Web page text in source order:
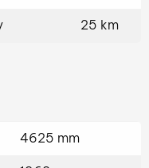
25 km
4625 mm